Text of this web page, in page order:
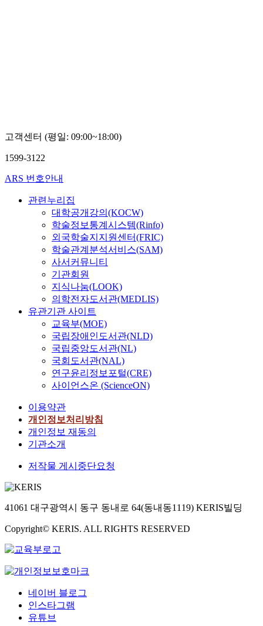
고객센터 (평일: 09:00~18:00)
1599-3122
ARS 번호안내
관련누리집
대학공개강의(KOCW)
학술정보통계시스템(Rinfo)
외국학술지지원센터(FRIC)
학술관계분석서비스(SAM)
사서커뮤니티
기관회원
지식나눔(LOOK)
의학전자도서관(MEDLIS)
유관기관 사이트
교육부(MOE)
국립장애인도서관(NLD)
국립중앙도서관(NL)
국회도서관(NAL)
연구윤리정보포털(CRE)
사이언스온 (ScienceON)
이용약관
개인정보처리방침
개인정보 재동의
기관소개
저작물 게시중단요청
41061 대구광역시 동구 동내로 64(동내동1119) KERIS빌딩
Copyright© KERIS. ALL RIGHTS RESERVED
네이버 블로그
인스타그램
유튜브